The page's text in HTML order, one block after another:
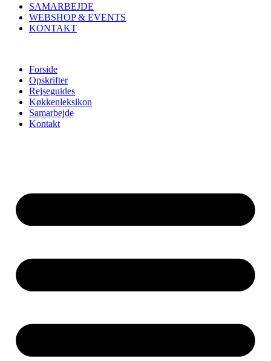
SAMARBEJDE
WEBSHOP & EVENTS
KONTAKT
Forside
Opskrifter
Rejseguides
Køkkenleksikon
Samarbejde
Kontakt